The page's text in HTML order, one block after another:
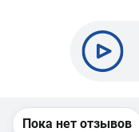
Пока нет отзывов